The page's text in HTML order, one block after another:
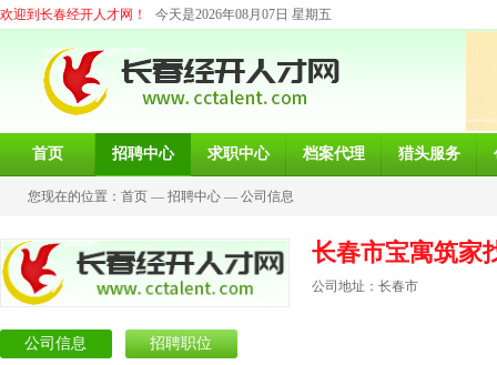
欢迎到长春经开人才网！ 今天是2026年08月07日 星期五
首页 招聘中心 求职中心 档案代理 猎头服务
您现在的位置： 首页 — 招聘中心 — 公司信息
长春市宝寓筑家
公司地址：长春市
公司信息 招聘职位